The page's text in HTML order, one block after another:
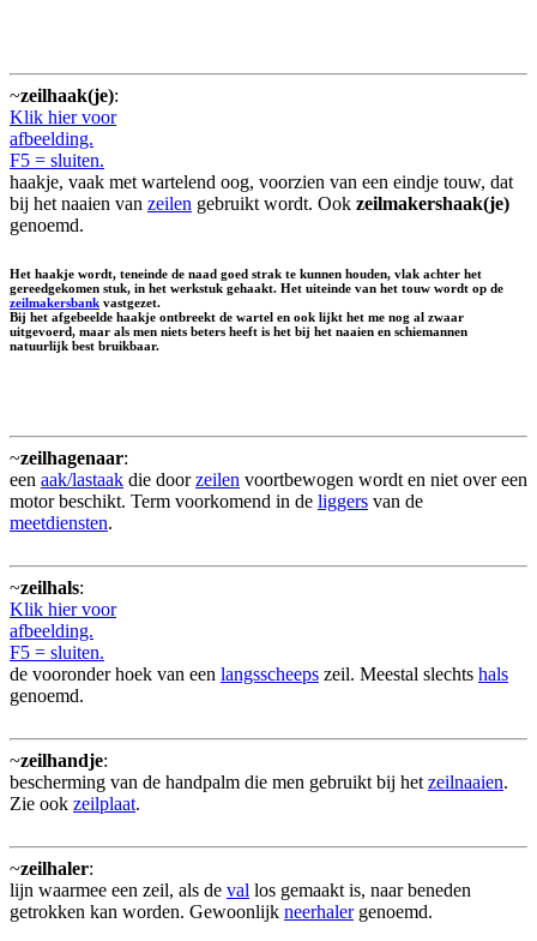
~zeilhaak(je):
Klik hier voor
afbeelding.
F5 = sluiten.
haakje, vaak met wartelend oog, voorzien van een eindje touw, dat
bij het naaien van zeilen gebruikt wordt. Ook zeilmakershaak(je)
genoemd.
Het haakje wordt, teneinde de naad goed strak te kunnen houden, vlak achter het
gereedgekomen stuk, in het werkstuk gehaakt. Het uiteinde van het touw wordt op de
zeilmakersbank vastgezet.
Bij het afgebeelde haakje ontbreekt de wartel en ook lijkt het me nog al zwaar
uitgevoerd, maar als men niets beters heeft is het bij het naaien en schiemannen
natuurlijk best bruikbaar.
~zeilhagenaar:
een aak/lastaak die doorzeilen voortbewogen wordt en niet over een
motor beschikt. Term voorkomend in de liggers van de
meetdiensten.
~zeilhals:
Klik hier voor
afbeelding.
F5 = sluiten.
de vooronder hoek van een langsscheeps zeil. Meestal slechts hals
genoemd.
~zeilhandje:
bescherming van de handpalm die men gebruikt bij het zeilnaaien.
Zie ook zeilplaat.
~zeilhaler:
lijn waarmee een zeil, als de val los gemaakt is, naar beneden
getrokken kan worden. Gewoonlijk neerhalergenoemd.